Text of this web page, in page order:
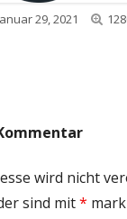
29, 2021
wird nicht
sind mit*